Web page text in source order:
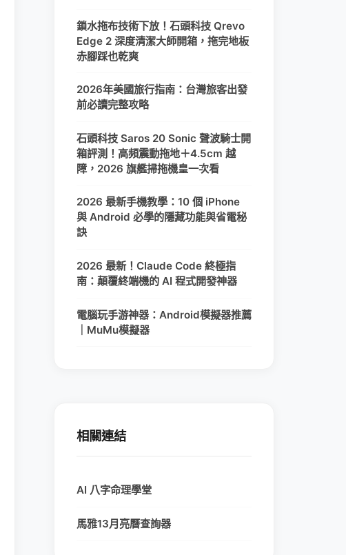
鎖水拖布技術下放！石頭科技 Qrevo
Edge 2 深度清潔大師開箱，拖完地板
赤腳踩也乾爽
2026年美國旅行指南：台灣旅客出發
前必讀完整攻略
石頭科技 Saros 20 Sonic 聲波騎士開
箱評測！高頻震動拖地＋4.5cm 越
障，2026 旗艦掃拖機皇一次看
2026 最新手機教學：10 個 iPhone
與 Android 必學的隱藏功能與省電秘
訣
2026 最新！Claude Code 終極指
南：顛覆終端機的 AI 程式開發神器
電腦玩手游神器：Android模擬器推薦
｜MuMu模擬器
相關連結
AI 八字命理學堂
馬雅13月亮曆查詢器